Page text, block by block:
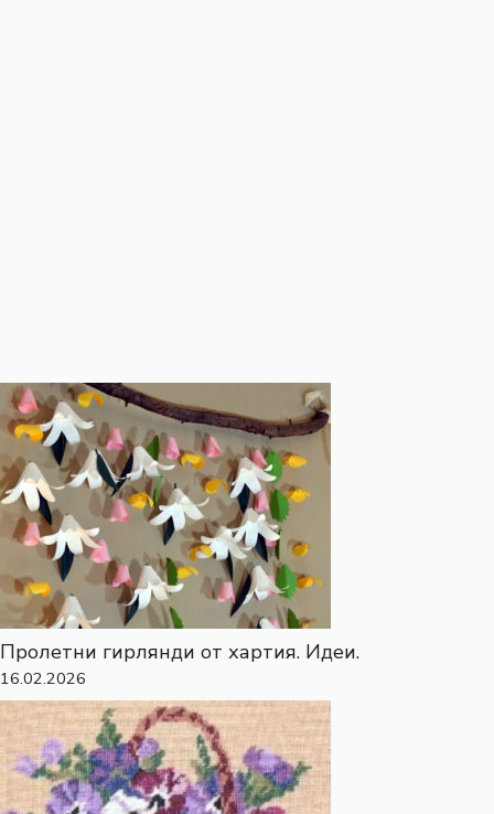
Пролетни гирлянди от хартия. Идеи.
16.02.2026